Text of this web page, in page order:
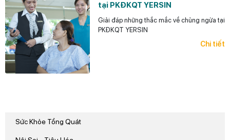
tại PKĐKQT YERSIN
Giải đáp những thắc mắc về chủng ngừa tại
PKĐKQT YERSIN
Chi tiết
Sức Khỏe Tổng Quát